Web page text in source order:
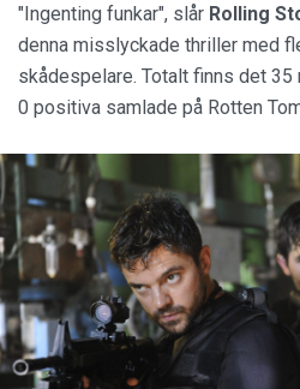
"Ingenting funkar", slår Rolling
denna misslyckade thriller med
skådespelare. Totalt finns det 35
0 positiva samlade på Rotten